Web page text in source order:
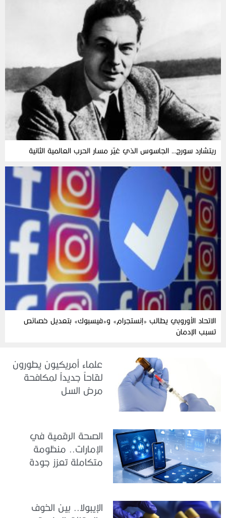
ريتشارد سورج… الجاسوس الذي غيّر مسار الحرب العالمية الثانية
الاتحاد الأوروبي يطالب «إنستجرام» و«فيسبوك» بتعديل خصائص
تسبب الإدمان
علماء أمريكيون يطورون
لقاحاً جديداً لمكافحة
مرض السل
الصحة الرقمية في
الإمارات.. منظومة
متكاملة تعزز جودة
الإيبولا.. بين الخوف